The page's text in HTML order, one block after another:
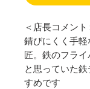
＜店長コメント
錆びにくく手
匠。鉄のフラ
と思っていた
すめです